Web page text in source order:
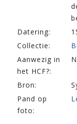
Datering:
Collectie:
Aanwezig in
het HCF?:
Bron:
Pand op
foto: